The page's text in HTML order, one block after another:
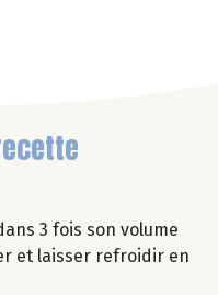
3 fois son volume
et laisser refroidir en